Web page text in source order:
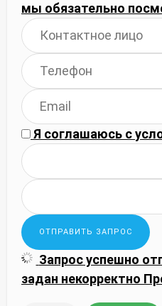
мы обязательно
Я соглашаюсь с
Запрос успешно
задан некорректно